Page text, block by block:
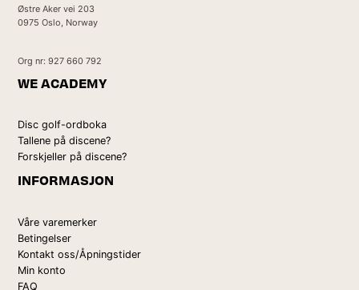
Østre Aker vei 203
0975 Oslo, Norway
Org nr: 927 660 792
WE ACADEMY
Disc golf-ordboka
Tallene på discene?
Forskjeller på discene?
INFORMASJON
Våre varemerker
Betingelser
Kontakt oss/Åpningstider
Min konto
FAQ